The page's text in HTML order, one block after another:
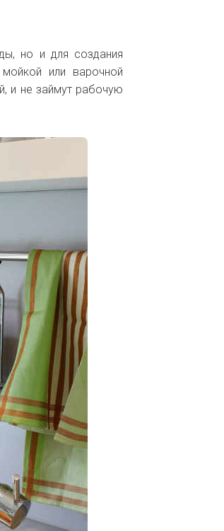
но и для создания
или варочной
и не займут рабочую